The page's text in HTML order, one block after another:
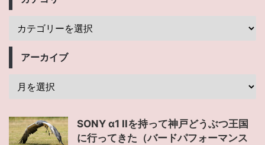
アーカイブ
SONY α1 IIを持って神戸どうぶつ王国
に行ってきた（バードパフォーマンス